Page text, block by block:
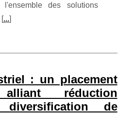
des solutions
[...]
: un placement
alliant réduction
de